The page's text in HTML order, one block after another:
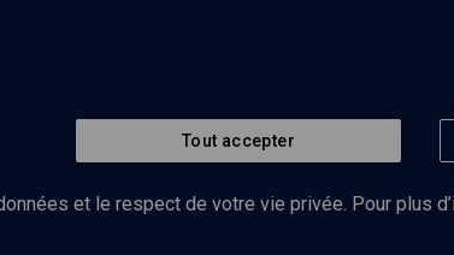
Tout accepter
et le respect de votre vie privée. Pour plus